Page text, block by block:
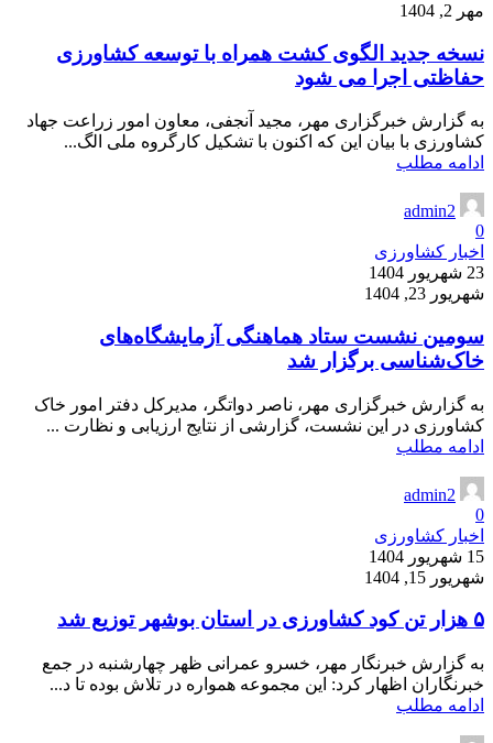
مهر 2, 1404
نسخه جدید الگوی کشت همراه با توسعه کشاورزی
حفاظتی اجرا می شود
به گزارش خبرگزاری مهر، مجید آنجفی، معاون امور زراعت جهاد
کشاورزی با بیان این که اکنون با تشکیل کارگروه ملی الگ...
ادامه مطلب
admin2
0
اخبار کشاورزی
23 شهریور 1404
شهریور 23, 1404
سومین نشست ستاد هماهنگی آزمایشگاه‌های
خاک‌شناسی برگزار شد
به گزارش خبرگزاری مهر، ناصر دواتگر، مدیرکل دفتر امور خاک
کشاورزی در این نشست، گزارشی از نتایج ارزیابی و نظارت ...
ادامه مطلب
admin2
0
اخبار کشاورزی
15 شهریور 1404
شهریور 15, 1404
۵ هزار تن کود کشاورزی در استان بوشهر توزیع شد
به گزارش خبرنگار مهر، خسرو عمرانی ظهر چهارشنبه در جمع
خبرنگاران اظهار کرد: این مجموعه همواره در تلاش بوده تا د...
ادامه مطلب